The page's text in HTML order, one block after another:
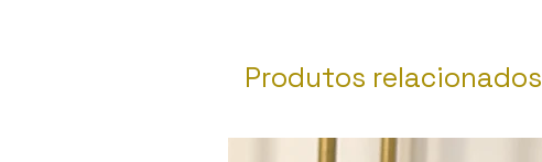
Produtos relacionados